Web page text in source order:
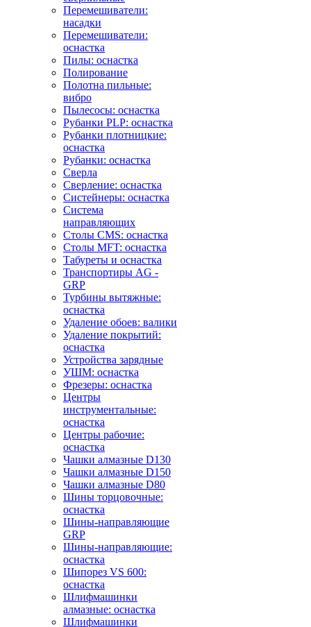
Перемешиватели:
насадки
Перемешиватели:
оснастка
Пилы: оснастка
Полирование
Полотна пильные:
вибро
Пылесосы: оснастка
Рубанки PLP: оснастка
Рубанки плотницкие:
оснастка
Рубанки: оснастка
Сверла
Сверление: оснастка
Систейнеры: оснастка
Система
направляющих
Столы CMS: оснастка
Столы MFT: оснастка
Табуреты и оснастка
Транспортиры AG -
GRP
Турбины вытяжные:
оснастка
Удаление обоев: валики
Удаление покрытий:
оснастка
Устройства зарядные
УШМ: оснастка
Фрезеры: оснастка
Центры
инструментальные:
оснастка
Центры рабочие:
оснастка
Чашки алмазные D130
Чашки алмазные D150
Чашки алмазные D80
Шины торцовочные:
оснастка
Шины-направляющие
GRP
Шины-направляющие:
оснастка
Шипорез VS 600:
оснастка
Шлифмашинки
алмазные: оснастка
Шлифмашинки